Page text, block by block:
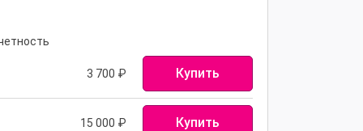
3 700 ₽ Купить
15 000 ₽ Купить